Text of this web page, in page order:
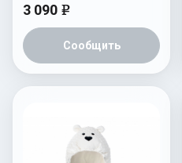
3 090 e
Сообщить